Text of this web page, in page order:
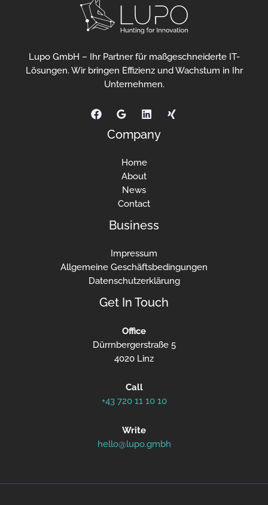
Lupo GmbH – Ihr Partner für maßgeschneiderte IT-
Lösungen. Wir bringen Effizienz und Wachstum in Ihr
Unternehmen.
Company
Home
About
News
Contact
Business
Impressum
Allgemeine Geschäftsbedingungen
Datenschutzerklärung
Get In Touch
Office
Dürrnbergerstraße 5
4020 Linz
Call
+43 720 11 10 10
Write
hello@lupo.gmbh